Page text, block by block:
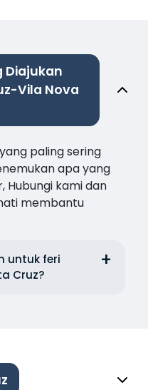
Diajukan
Vila Nova
paling sering
apa yang
Hubungi kami dan
membantu
untuk feri
Cruz?